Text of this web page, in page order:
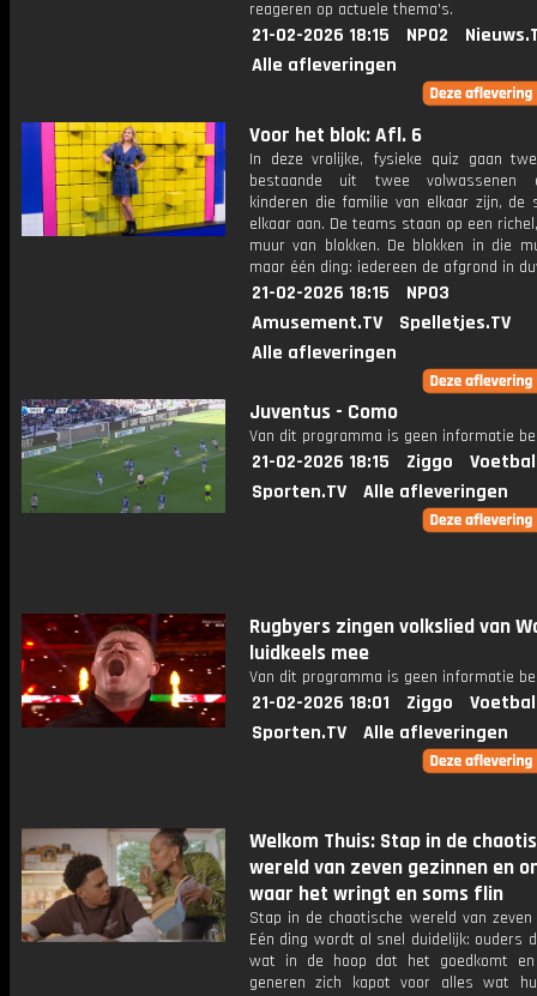
reageren op actuele thema's.
21-02-2026 18:15 NPO2
Alle afleveringen
Voor het blok: Afl. 6
In deze vrolijke, fysieke quiz gaan
bestaande uit twee volwassenen
kinderen die familie van elkaar zijn, de
elkaar aan. De teams staan op een
muur van blokken. De blokken in die
maar één ding: iedereen de afgrond in
21-02-2026 18:15
NPO3
Amusement.TV
Spelletjes.TV
Alle afleveringen
Juventus - Como
Van dit programma is geen informatie
21-02-2026 18:15 Ziggo
Sporten.TV
Alle afleveringen
Rugbyers zingen volkslied van
luidkeels mee
Van dit programma is geen informatie
21-02-2026 18:01 Ziggo
Sporten.TV
Alle afleveringen
Welkom Thuis: Stap in de
wereld van zeven gezinnen en
waar het wringt en soms flin
Stap in de chaotische wereld van zeven
Eén ding wordt al snel duidelijk: ouders
wat in de hoop dat het goedkomt en
generen zich kapot voor alles wat